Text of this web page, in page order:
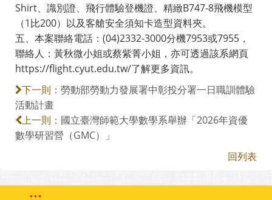
Shirt、識別證、飛行體驗登機證、精緻B747-8飛機模型
（1比200）以及客艙安全須知卡造型資料夾。
五、本案聯絡電話：(04)2332-3000分機7953或7955，
聯絡人：黃秋微小姐或蔡紫菁小姐，亦可透過該系網頁
https://flight.cyut.edu.tw/了解更多資訊。
下一則： 勞動部勞動力發展署中彰投分署一日職訓體驗
活動計畫
上一則： 國立臺灣師範大學數學系舉辦「2026年資優
數學研習營（GMC）」
回列表